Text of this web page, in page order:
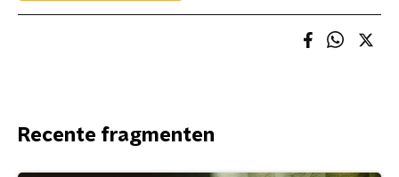
Recente fragmenten